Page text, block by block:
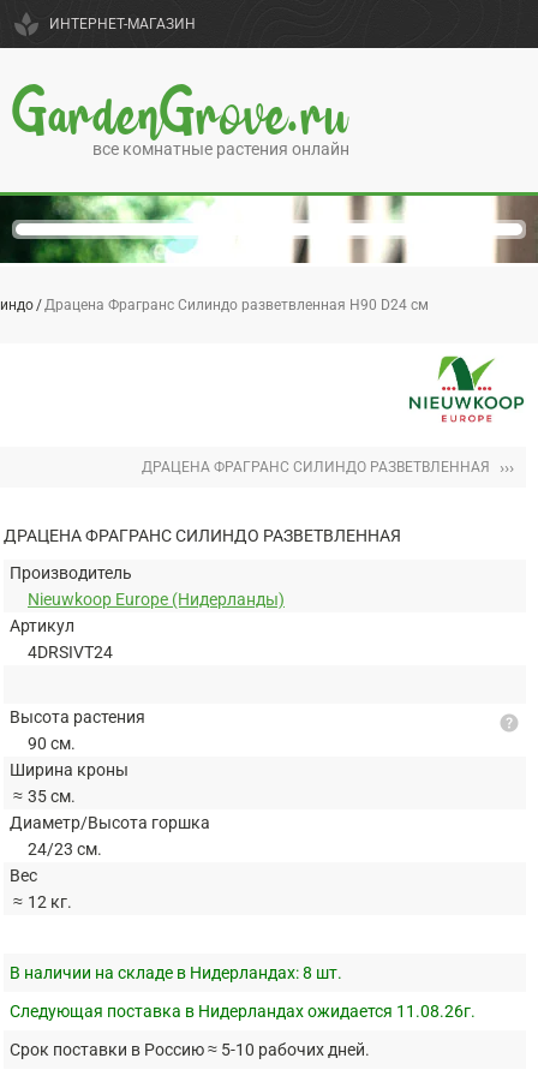
spa ИНТЕРНЕТ-МАГАЗИН
GardenGrove.ru
все комнатные растения онлайн
Драцена Фрагранс Силиндо разветвленная H90 D24 см
ДРАЦЕНА ФРАГРАНС СИЛИНДО РАЗВЕТВЛЕННАЯ ›››
ДРАЦЕНА ФРАГРАНС СИЛИНДО РАЗВЕТВЛЕННАЯ
Производитель
Nieuwkoop Europe (Нидерланды)
Артикул
4DRSIVT24
Высота растения
90 см.
Ширина кроны
≈ 35 см.
Диаметр/Высота горшка
24/23 см.
Вес
≈ 12 кг.
help
В наличии на складе в Нидерландах:8 шт.
Следующая поставка в Нидерландах ожидается 11.08.26г.
Срок поставки в Россию ≈ 5-10 рабочих дней.